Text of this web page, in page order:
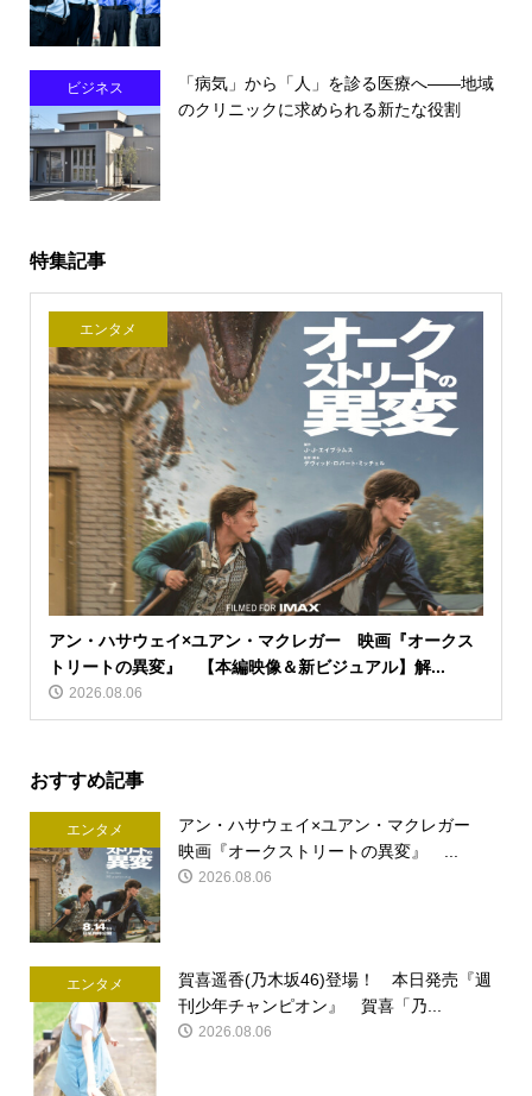
ビジネス
「病気」から「人」を診る医療へ――地域
のクリニックに求められる新たな役割
特集記事
エンタメ
アン・ハサウェイ×ユアン・マクレガー 映画『オークス
トリートの異変』 【本編映像＆新ビジュアル】解...
2026.08.06
おすすめ記事
エンタメ
アン・ハサウェイ×ユアン・マクレガー
映画『オークストリートの異変』 ...
2026.08.06
エンタメ
賀喜遥香(乃木坂46)登場！ 本日発売『週
刊少年チャンピオン』 賀喜「乃...
2026.08.06